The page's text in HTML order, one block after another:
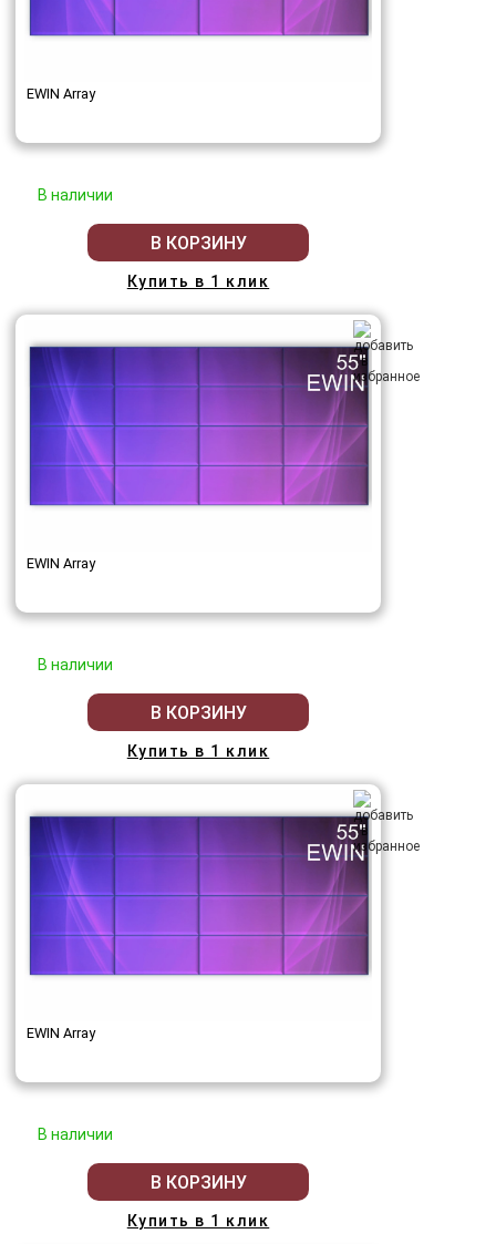
EWIN Array
В наличии
В КОРЗИНУ
Купить в 1 клик
EWIN Array
В наличии
В КОРЗИНУ
Купить в 1 клик
EWIN Array
В наличии
В КОРЗИНУ
Купить в 1 клик